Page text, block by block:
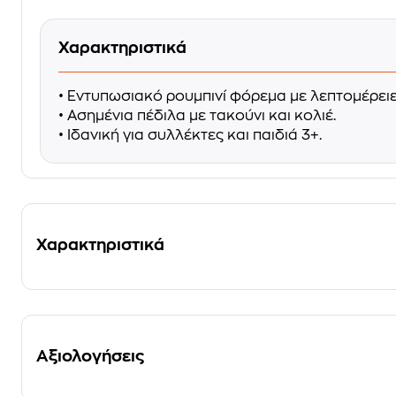
Χαρακτηριστικά
• Εντυπωσιακό ρουμπινί φόρεμα με
• Ασημένια πέδιλα με τακούνι και κολιέ.
• Ιδανική για συλλέκτες και παιδιά 3+.
Χαρακτηριστικά
Αξιολογήσεις